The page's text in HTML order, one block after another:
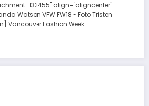
align="aligncenter"
Watson VFW FW18 - Foto Tristen
Vancouver Fashion Week…